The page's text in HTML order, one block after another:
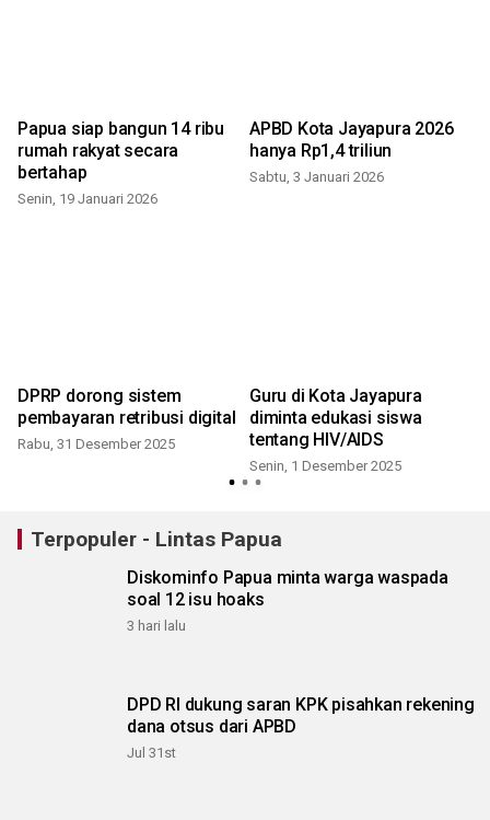
Papua siap bangun 14 ribu
rumah rakyat secara
bertahap
Senin, 19 Januari 2026
APBD Kota Jayapura 2026
hanya Rp1,4 triliun
Sabtu, 3 Januari 2026
DPRP dorong sistem
pembayaran retribusi digital
Rabu, 31 Desember 2025
Guru di Kota Jayapura
diminta edukasi siswa
tentang HIV/AIDS
Senin, 1 Desember 2025
Terpopuler - Lintas Papua
Diskominfo Papua minta warga waspada
soal 12 isu hoaks
3 hari lalu
DPD RI dukung saran KPK pisahkan rekening
dana otsus dari APBD
Jul 31st